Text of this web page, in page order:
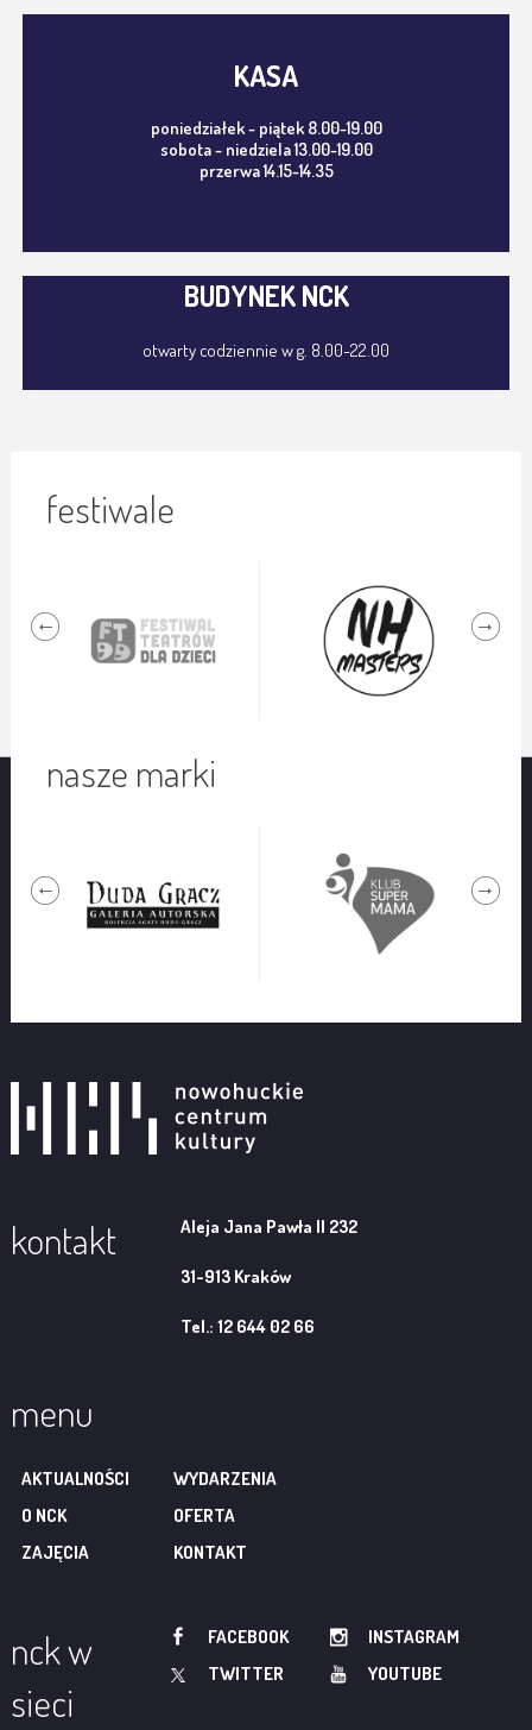
KASA
poniedziałek - piątek 8.00-19.00
sobota - niedziela 13.00-19.00
przerwa 14.15-14.35
BUDYNEK NCK
otwarty codziennie w g. 8.00-22.00
festiwale
nasze marki
kontakt Aleja Jana Pawła II 232
31-913 Kraków
Tel.: 12 644 02 66
menu
AKTUALNOŚCI
WYDARZENIA
O NCK
OFERTA
ZAJĘCIA
KONTAKT
nck w
sieci
FACEBOOK
INSTAGRAM
TWITTER
YOUTUBE